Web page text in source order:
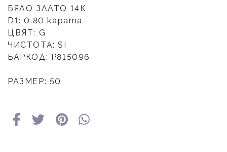
БЯЛО ЗЛАТО 14К
D1: 0.80 карата
ЦВЯТ: G
ЧИСТОТА: SI
БАРКОД: Р815096
РАЗМЕР: 50